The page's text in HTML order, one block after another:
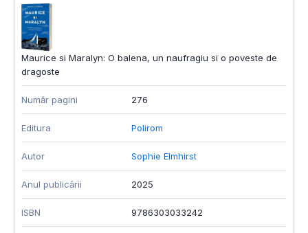
Maurice si Maralyn: O balena, un naufragiu si o poveste de
dragoste
Număr pagini 276
Editura Polirom
Autor Sophie Elmhirst
Anul publicării 2025
ISBN 9786303033242